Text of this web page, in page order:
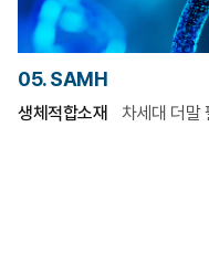
05. SAMH
생체적합소재 차세대 더말